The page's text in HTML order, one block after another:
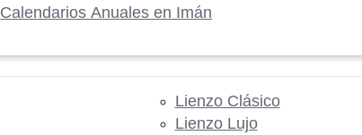
Calendarios Anuales en Imán
Lienzo Clásico
Lienzo Lujo